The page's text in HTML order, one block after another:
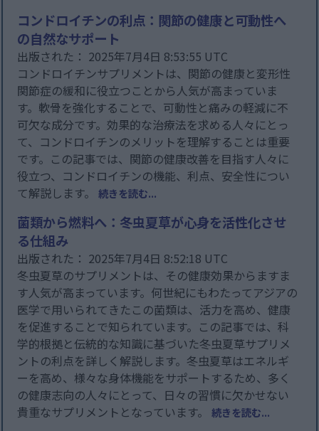
コンドロイチンの利点：関節の健康と可動性へ
の自然なサポート
出版された： 2025年7月4日 8:53:55 UTC
コンドロイチンサプリメントは、関節の健康と変形性
関節症の緩和に役立つことから人気が高まっていま
す。軟骨を強化することで、可動性と痛みの軽減に不
可欠な成分です。効果的な治療法を求める人々にとっ
て、コンドロイチンのメリットを理解することは重要
です。この記事では、関節の健康改善を目指す人々に
役立つ、コンドロイチンの機能、利点、安全性につい
て解説します。続きを読む...
菌類から燃料へ：冬虫夏草が心身を活性化させ
る仕組み
出版された： 2025年7月4日 8:52:18 UTC
冬虫夏草のサプリメントは、その健康効果からますま
す人気が高まっています。何世紀にもわたってアジアの
医学で用いられてきたこの菌類は、活力を高め、健康
を促進することで知られています。この記事では、科
学的根拠と伝統的な知識に基づいた冬虫夏草サプリメ
ントの利点を詳しく解説します。冬虫夏草はエネルギ
ーを高め、様々な身体機能をサポートするため、多く
の健康志向の人々にとって、日々の習慣に欠かせない
貴重なサプリメントとなっています。続きを読む...